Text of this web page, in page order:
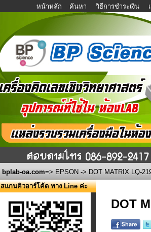
หน้าหลัก ค้นหา วิธีการชำระเงิน
bplab-oa.com=> EPSON -> DOT MATRIX LQ-
สแกนคิวอาร์โค้ด ทาง Line ค่ะ
DOT